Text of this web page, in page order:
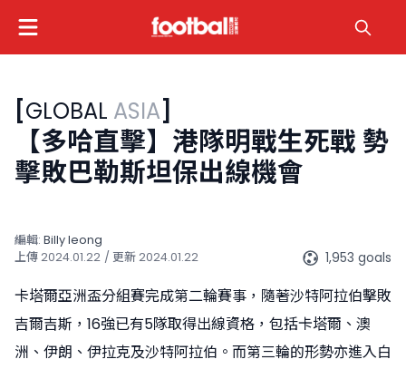
[GLOBAL ASIA]
【多哈直擊】港隊明戰生死戰 勢
擊敗巴勒斯坦保出線機會
編輯: Billy Ieong
上傳2024.01.22 / 更新2024.01.22 1,953 goals
卡塔爾亞洲盃分組賽完成第二輪賽事，隨著沙特阿拉伯擊敗
吉爾吉斯，16強已有5隊取得出線資格，包括卡塔爾、澳
洲、伊朗、伊拉克及沙特阿拉伯。而第三輪的形勢亦進入白